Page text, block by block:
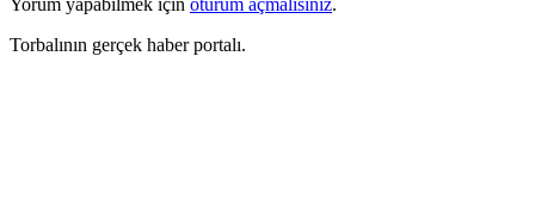
Torbalının gerçek haber portalı.